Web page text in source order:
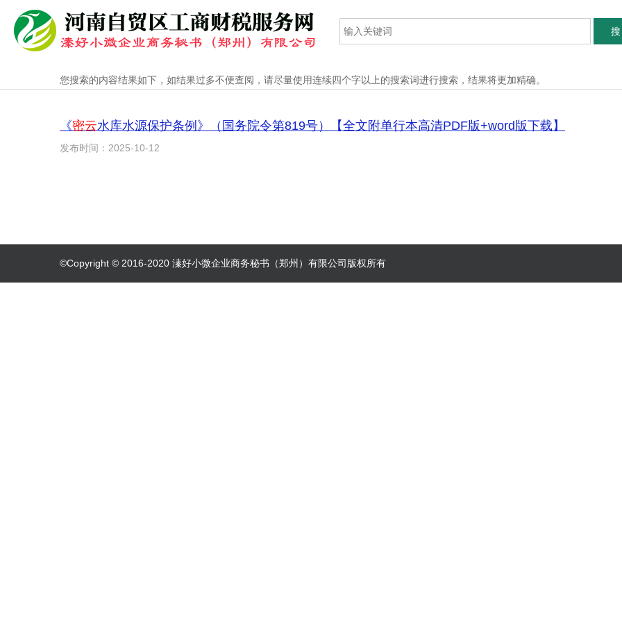
您搜索的内容结果如下，如结果过多不便查阅，请尽量使用连续四个字以上的搜索词进行搜索，结果将更加精确。
《密云水库水源保护条例》（国务院令第819号）【全文附单行本高清PDF版+word版下载】
发布时间：2025-10-12
©Copyright © 2016-2020 溱好小微企业商务秘书（郑州）有限公司版权所有